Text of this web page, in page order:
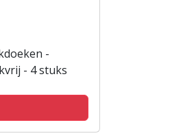
-
- 4 stuks